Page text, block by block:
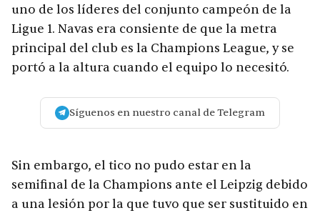
uno de los líderes del conjunto campeón de la
Ligue 1. Navas era consiente de que la metra
principal del club es la Champions League, y se
portó a la altura cuando el equipo lo necesitó.
Síguenos en nuestro canal de Telegram
Sin embargo, el tico no pudo estar en la
semifinal de la Champions ante el Leipzig debido
a una lesión por la que tuvo que ser sustituido en